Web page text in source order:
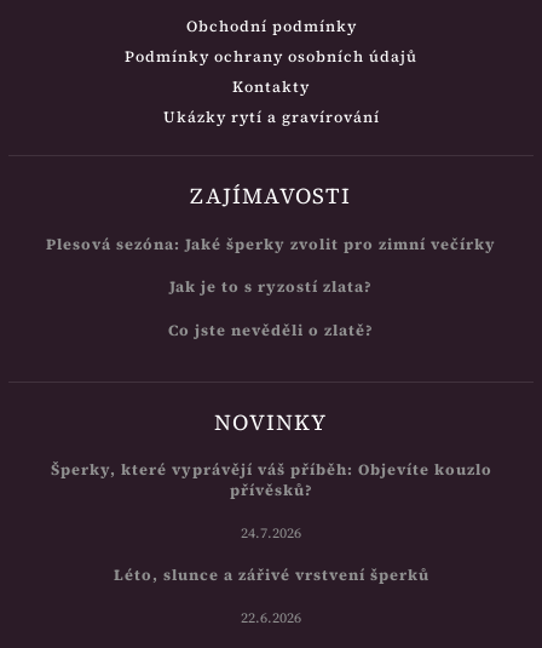
Obchodní podmínky
Podmínky ochrany osobních údajů
Kontakty
Ukázky rytí a gravírování
ZAJÍMAVOSTI
Plesová sezóna: Jaké šperky zvolit pro zimní večírky
Jak je to s ryzostí zlata?
Co jste nevěděli o zlatě?
NOVINKY
Šperky, které vyprávějí váš příběh: Objevíte kouzlo
přívěsků?
24.7.2026
Léto, slunce a zářivé vrstvení šperků
22.6.2026